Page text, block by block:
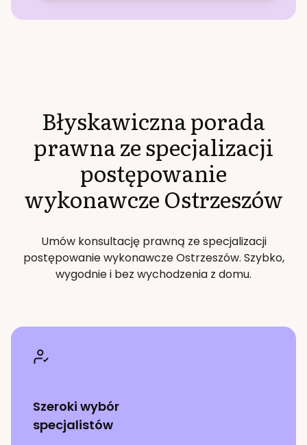
Błyskawiczna porada
prawna ze specjalizacji
postępowanie
wykonawczeOstrzeszów
Umów konsultację prawną ze specjalizacji
postępowanie wykonawczeOstrzeszów. Szybko,
wygodnie i bez wychodzenia z domu.
Szeroki wybór
specjalistów